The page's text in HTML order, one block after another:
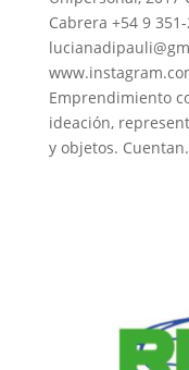
Cabrera +54 9
Emprendimiento
ideación,
y objetos.